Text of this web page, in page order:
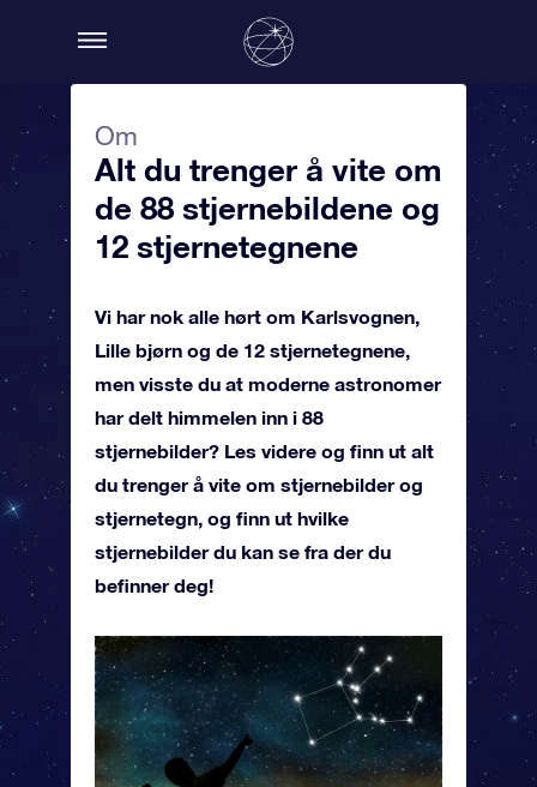
Om
Alt du trenger å vite om
de 88 stjernebildene og
12 stjernetegnene
Vi har nok alle hørt om Karlsvognen,
Lille bjørn og de 12 stjernetegnene,
men visste du at moderne astronomer
har delt himmelen inn i 88
stjernebilder? Les videre og finn ut alt
du trenger å vite om stjernebilder og
stjernetegn, og finn ut hvilke
stjernebilder du kan se fra der du
befinner deg!